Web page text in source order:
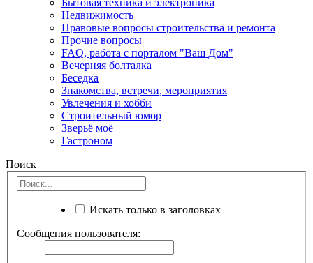
Бытовая техника и электроника
Недвижимость
Правовые вопросы строительства и ремонта
Прочие вопросы
FAQ, работа с порталом "Ваш Дом"
Вечерняя болталка
Беседка
Знакомства, встречи, мероприятия
Увлечения и хобби
Строительный юмор
Зверьё моё
Гастроном
Поиск
Искать только в заголовках
Сообщения пользователя: